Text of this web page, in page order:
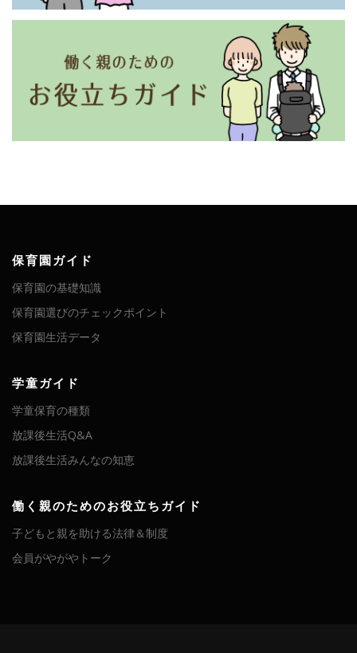
保育園ガイド
保育園の基礎知識
保育園選びのチェックポイント
保育園生活データ
学童ガイド
学童保育の種類
放課後生活Q&A
放課後生活みんなの知恵
働く親のためのお役立ちガイド
子どもと親を助ける法律＆制度
会員がやがやトーク